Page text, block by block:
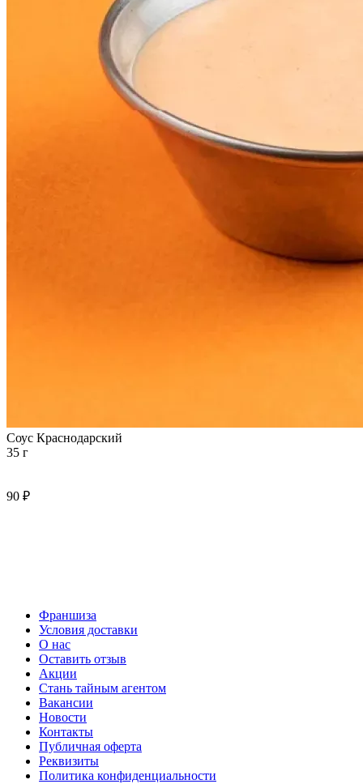
Соус Краснодарский
35 г
90 ₽
Франшиза
Условия доставки
О нас
Оставить отзыв
Акции
Стань тайным агентом
Вакансии
Новости
Контакты
Публичная оферта
Реквизиты
Политика конфиденциальности